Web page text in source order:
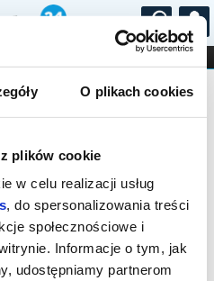
O plikach cookies
plików cookie
w celu realizacji usług
, do spersonalizowania treści
społecznościowe i
Informacje o tym, jak
udostępniamy partnerom
...
STAND-UP
line na wydarzenie